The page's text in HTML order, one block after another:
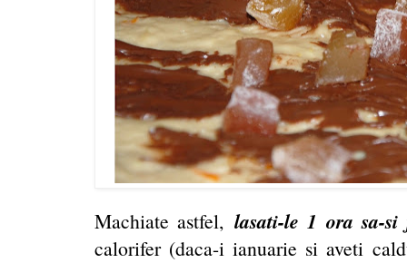
Machiate astfel, lasati-le 1 ora sa-si
calorifer (daca-i ianuarie si aveti